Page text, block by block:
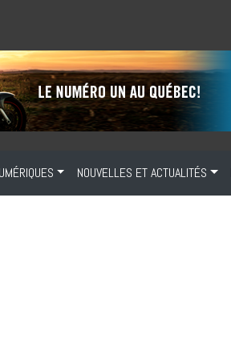
NOUVELLES ET ACTUALITÉS